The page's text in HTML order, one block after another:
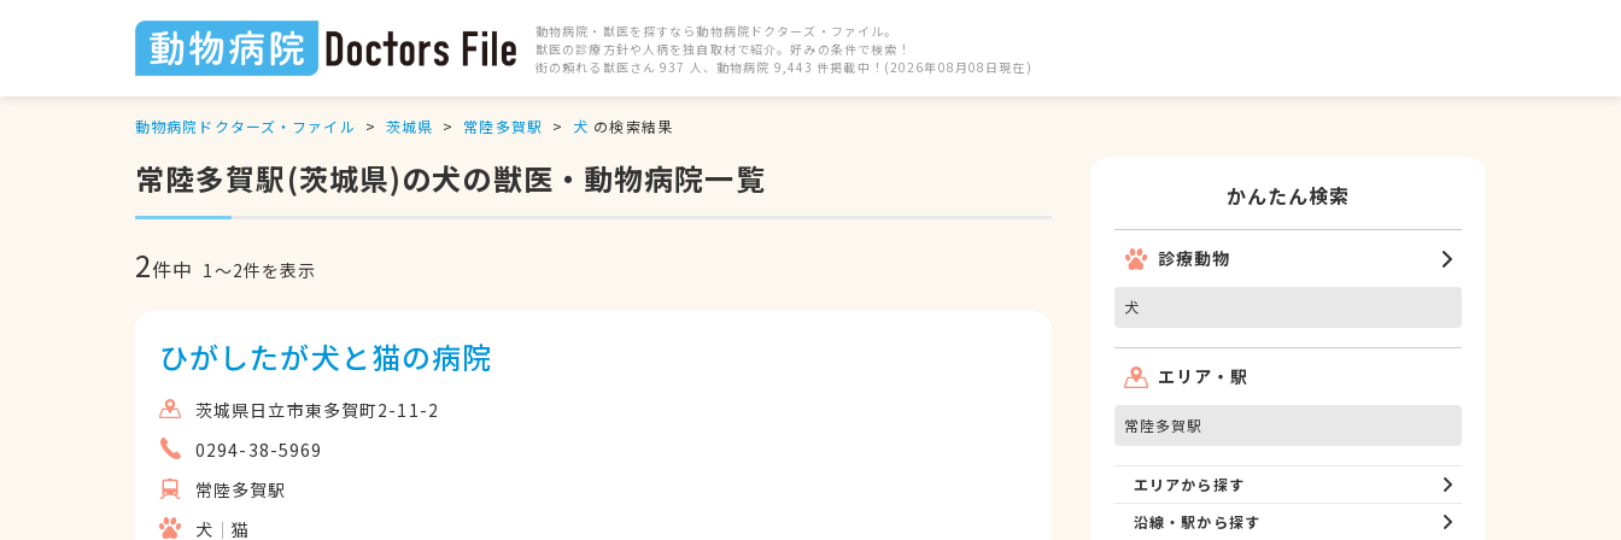
動物病院・獣医を探すなら動物病院ドクターズ・ファイル。
獣医の診療方針や人柄を独自取材で紹介。好みの条件で検索！
街の頼れる獣医さん 937 人、動物病院 9,443 件掲載中！(2026年08月08日現在)
動物病院ドクターズ・ファイル 茨城県 常陸多賀駅 犬 の検索結果
常陸多賀駅(茨城県)の犬の獣医・動物病院一覧
2件中 1〜2件を表示
ひがしたが犬と猫の病院
茨城県日立市東多賀町2-11-2
0294-38-5969
常陸多賀駅
犬
猫
かんたん検索
診療動物
犬
エリア・駅
常陸多賀駅
エリアから探す
沿線・駅から探す